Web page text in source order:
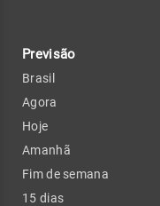
Previsão
Brasil
Agora
Hoje
Amanhã
Fim de semana
15 dias